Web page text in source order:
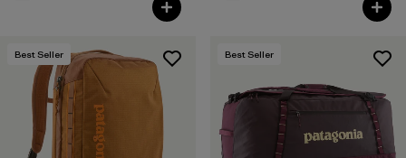
Best Seller Best Seller